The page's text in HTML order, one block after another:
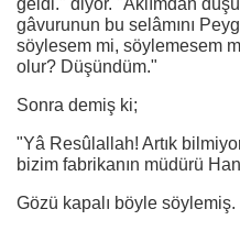
geldi." diyor. "Aklımdan
gâvurunun bu selâmını
söylesem mi, söylemesem
olur? Düşündüm."
Sonra demiş ki;
"Yâ Resûlallah! Artık
bizim fabrikanın müdürü
Gözü kapalı böyle söylemiş.